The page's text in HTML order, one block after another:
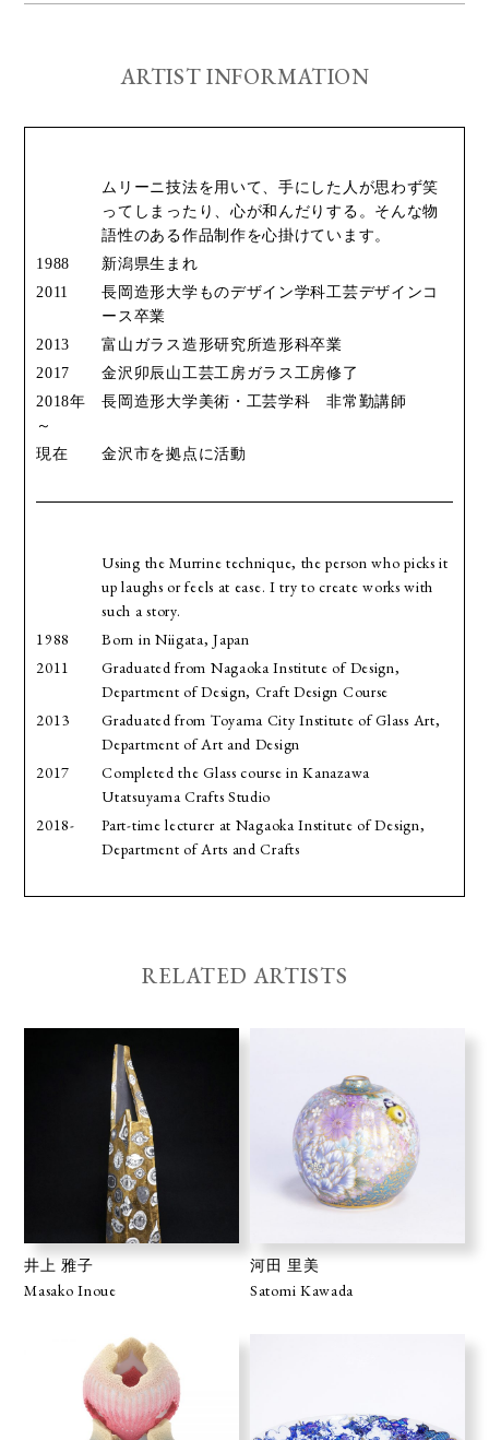
ARTIST INFORMATION
ムリーニ技法を用いて、手にした人が思わず笑
ってしまったり、心が和んだりする。そんな物
語性のある作品制作を心掛けています。
1988
新潟県生まれ
2011
長岡造形大学ものデザイン学科工芸デザインコ
ース卒業
2013
富山ガラス造形研究所造形科卒業
2017
金沢卯辰山工芸工房ガラス工房修了
2018年
～
長岡造形大学美術・工芸学科 非常勤講師
現在 金沢市を拠点に活動
Using the Murrine technique, the person who picks it
up laughs or feels at ease. I try to create works with
such a story.
1988
Born in Niigata, Japan
2011
Graduated from Nagaoka Institute of Design,
Department of Design, Craft Design Course
2013
Graduated from Toyama City Institute of Glass Art,
Department of Art and Design
2017
Completed the Glass course in Kanazawa
Utatsuyama Crafts Studio
2018-
Part-time lecturer at Nagaoka Institute of Design,
Department of Arts and Crafts
RELATED ARTISTS
井上 雅子
Masako Inoue
河田 里美
Satomi Kawada